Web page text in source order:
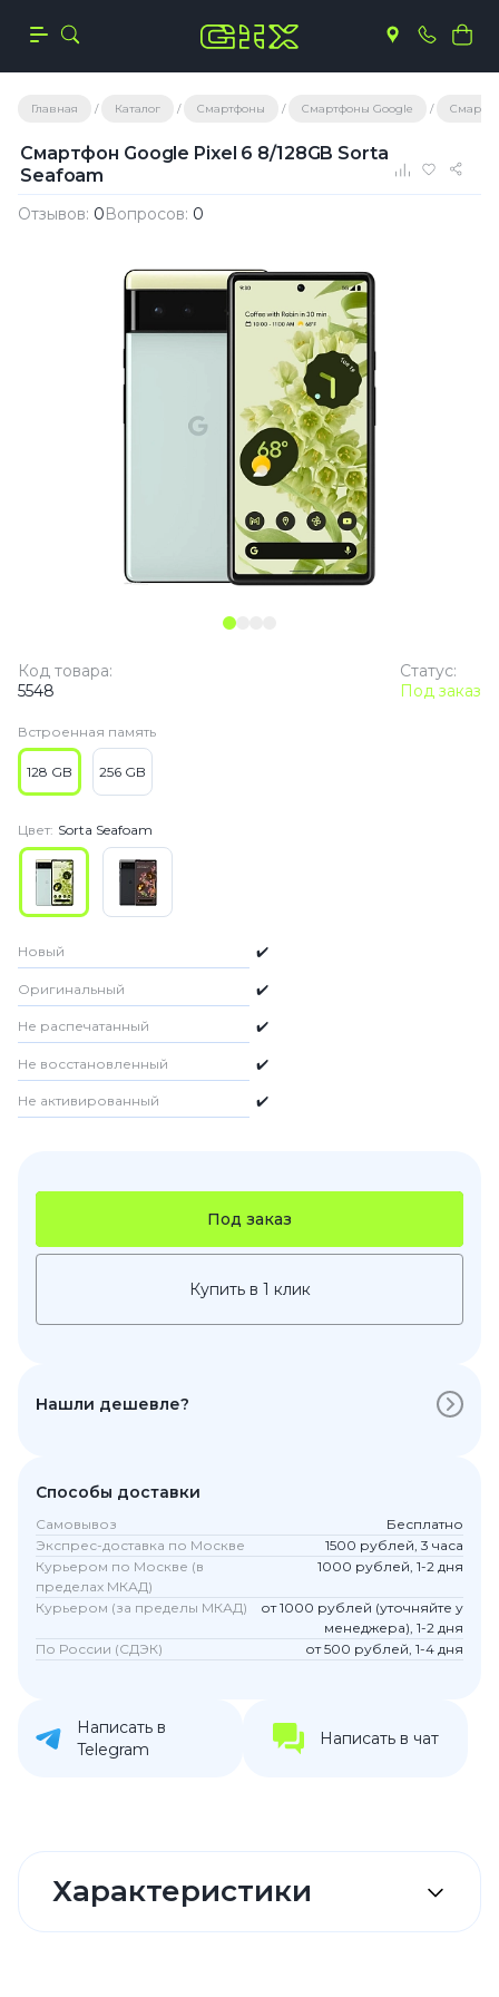
Главная Каталог Смартфоны Смартфоны Google
Смартфон Google Pixel 6 8/128GB Sorta
Seafoam
Отзывов: 0Вопросов: 0
Статус:
Под заказ
Код товара:
5548
Встроенная память
128 GB 256 GB
Цвет: Sorta Seafoam
Новый ✔️
Оригинальный ✔️
Не распечатанный ✔️
Не восстановленный ✔️
Не активированный ✔️
Под заказ
Купить в 1 клик
Нашли дешевле?
Способы доставки
Самовывоз
Бесплатно
Экспрес-доставка по Москве
1500 рублей, 3 часа
Курьером по Москве (в
пределах МКАД)
1000 рублей, 1-2 дня
Курьером (за пределы МКАД)
от 1000 рублей (уточняйте у
менеджера), 1-2 дня
По России (СДЭК)
от 500 рублей, 1-4 дня
Написать в
Telegram
Написать в чат
Характеристики